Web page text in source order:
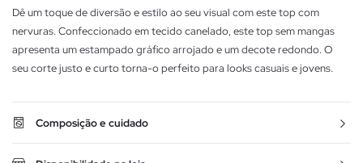
Dê um toque de diversão e estilo ao seu visual com este top com
nervuras. Confeccionado em tecido canelado, este top sem mangas
apresenta um estampado gráfico arrojado e um decote redondo. O
seu corte justo e curto torna-o perfeito para looks casuais e jovens.
Composição e cuidado